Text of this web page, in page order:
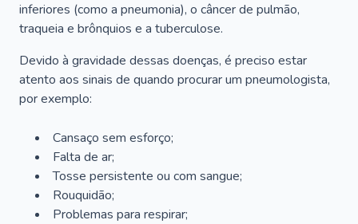
inferiores (como a pneumonia), o câncer de pulmão,
traqueia e brônquios e a tuberculose.
Devido à gravidade dessas doenças, é preciso estar
atento aos sinais de quando procurar um pneumologista,
por exemplo:
Cansaço sem esforço;
Falta de ar;
Tosse persistente ou com sangue;
Rouquidão;
Problemas para respirar;